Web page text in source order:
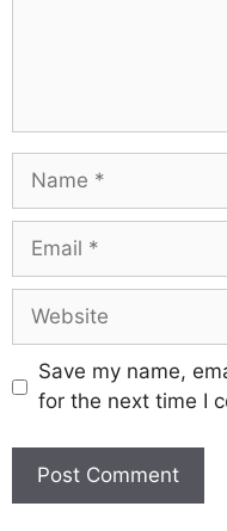
Save my name,
for the next time I